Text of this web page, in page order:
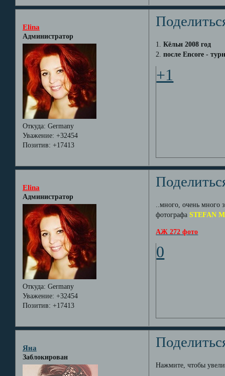
Elina
Администратор
Откуда: Germany
Уважение: +32454
Позитив: +17413
1.Кёльн 2008 год
2.после Encore -
+1
Elina
Администратор
Откуда: Germany
Уважение: +32454
Позитив: +17413
..много, очень много
фотографаSTEFAN
АЖ 272 фото
0
Яна
Заблокирован
Нажмите, чтобы